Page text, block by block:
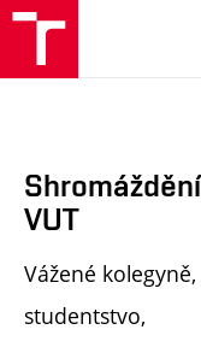
VUT
Vážené
studentstvo,